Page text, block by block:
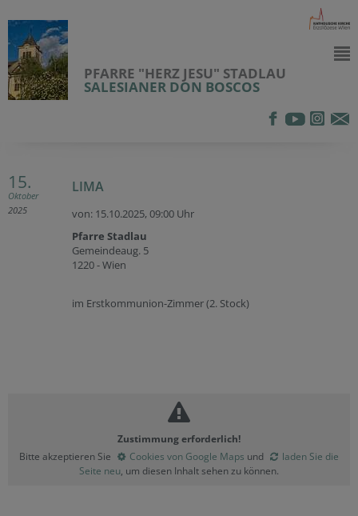
PFARRE "HERZ JESU" STADLAU
SALESIANER DON BOSCOS
15.
Oktober
2025
LIMA
von: 15.10.2025,09:00 Uhr
Pfarre Stadlau
Gemeindeaug. 5
1220 - Wien
im Erstkommunion-Zimmer (2. Stock)
Zustimmung erforderlich!
Bitte akzeptieren Sie
Cookies von Google Maps und
laden Sie die
Seite neu, um diesen Inhalt sehen zu können.